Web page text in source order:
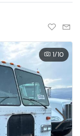
1/10